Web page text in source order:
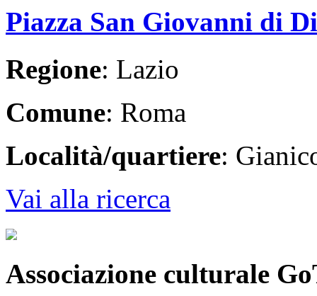
Piazza San Giovanni di
Regione: Lazio
Comune: Roma
Località/quartiere:
Vai alla ricerca
Associazione culturale